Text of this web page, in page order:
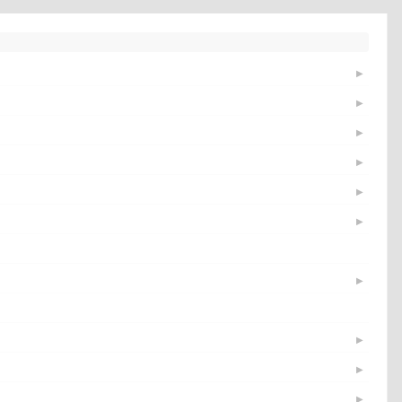
▶
▶
▶
▶
▶
▶
▶
▶
▶
▶